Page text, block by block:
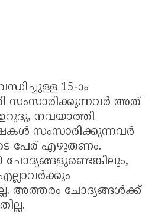
15-ാം
സംസാരിക്കുന്നവർ അത്
നവയാത്തി
സംസാരിക്കുന്നവർ
പേര് എഴുതണം.
ചോദ്യങ്ങളുണ്ടെങ്കിലും,
അത്തരം ചോദ്യങ്ങൾക്ക്